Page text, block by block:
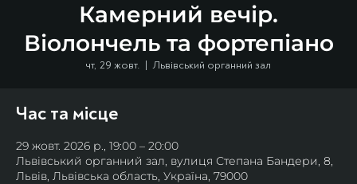
Камерний вечір.
Віолончель та фортепіано
чт, 29 жовт.
  |
Львівський органний зал
Час та місце
29 жовт. 2026 р., 19:00 – 20:00
Львівський органний зал, вулиця Степана Бандери, 8,
Львів, Львівська область, Україна, 79000